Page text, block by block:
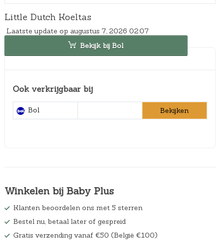
Little Dutch Koeltas
Laatste update op augustus 7, 2026 02:07
Bekijk bij Bol
Ook verkrijgbaar bij
Bol Bekijken
Winkelen bij Baby Plus
Klanten beoordelen ons met 5 sterren
Bestel nu, betaal later of gespreid
Gratis verzending vanaf €50 (België €100)